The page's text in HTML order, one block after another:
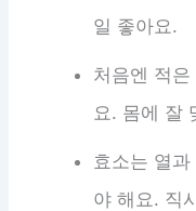
일 좋아요.
처음엔 적
요. 몸에 잘
효소는 열
야 해요. 직